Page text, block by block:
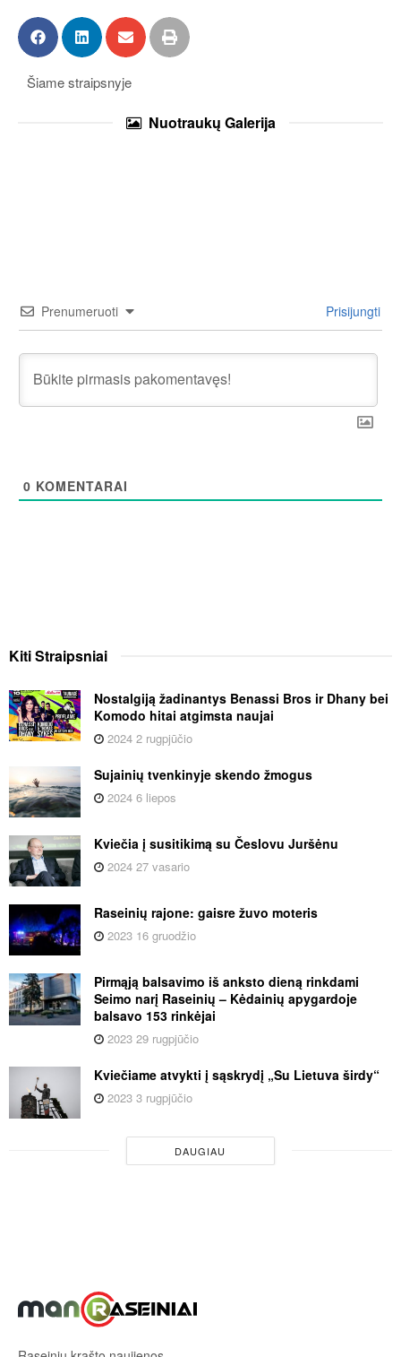
Šiame straipsnyje
Nuotraukų Galerija
Prenumeruoti Prisijungti
0 KOMENTARAI
KitiStraipsniai
Nostalgiją žadinantys Benassi Bros ir Dhany bei
Komodo hitai atgimsta naujai
2024 2 rugpjūčio
Sujainių tvenkinyje skendo žmogus
2024 6 liepos
Kviečia į susitikimą su Česlovu Juršėnu
2024 27 vasario
Raseinių rajone: gaisre žuvo moteris
2023 16 gruodžio
Pirmąją balsavimo iš anksto dieną rinkdami
Seimo narį Raseinių – Kėdainių apygardoje
balsavo 153 rinkėjai
2023 29 rugpjūčio
Kviečiame atvykti į sąskrydį „Su Lietuva širdy“
2023 3 rugpjūčio
DAUGIAU